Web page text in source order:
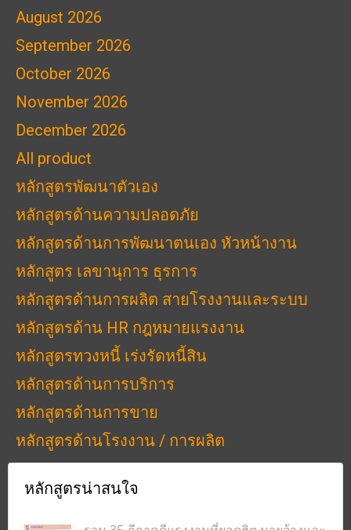
August 2026
September 2026
October 2026
November 2026
December 2026
All product
หลักสูตรพัฒนาตัวเอง
หลักสูตรด้านความปลอดภัย
หลักสูตรด้านการพัฒนาตนเอง หัวหน้างาน
หลักสูตร เลขานุการ ธุรการ
หลักสูตรด้านการผลิต สายโรงงานและระบบ
หลักสูตรด้าน HR กฎหมายแรงงาน
หลักสูตรทวงหนี้ เร่งรัดหนี้สิน
หลักสูตรด้านการบริการ
หลักสูตรด้านการขาย
หลักสูตรด้านโรงงาน / การผลิต
หลักสูตรน่าสนใจ